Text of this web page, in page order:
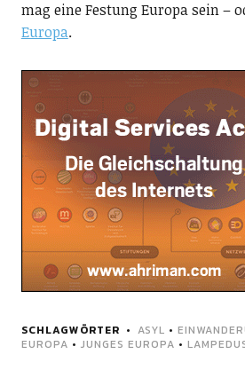
mag eine Festung Europa sein –
Europa.
SCHLAGWÖRTER ASYL •
EUROPA • JUNGES EUROPA •